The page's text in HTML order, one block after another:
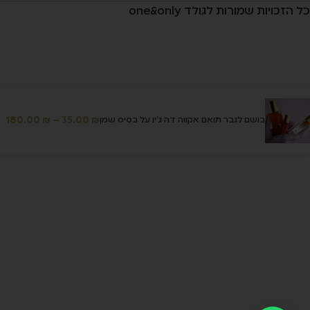
כל הזכויות שמורות לגולד one&only
בושם לגבר תואם אקווה דה ג'יו על בסיס שמן 35.00 ₪
–
180.00 ₪